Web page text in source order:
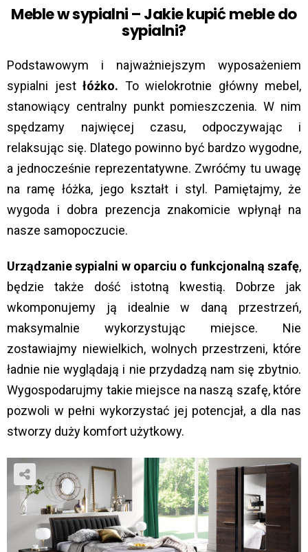
Meble w sypialni – Jakie kupić meble do
sypialni?
Podstawowym i najważniejszym wyposażeniem
sypialni jest łóżko. To wielokrotnie główny mebel,
stanowiący centralny punkt pomieszczenia. W nim
spędzamy najwięcej czasu, odpoczywając i
relaksując się. Dlatego powinno być bardzo wygodne,
a jednocześnie reprezentatywne. Zwróćmy tu uwagę
na ramę łóżka, jego kształt i styl. Pamiętajmy, że
wygoda i dobra prezencja znakomicie wpłynął na
nasze samopoczucie.
Urządzanie sypialni w oparciu o funkcjonalną szafę,
będzie także dość istotną kwestią. Dobrze jak
wkomponujemy ją idealnie w daną przestrzeń,
maksymalnie wykorzystując miejsce. Nie
zostawiajmy niewielkich, wolnych przestrzeni, które
ładnie nie wyglądają i nie przydadzą nam się zbytnio.
Wygospodarujmy takie miejsce na naszą szafę, które
pozwoli w pełni wykorzystać jej potencjał, a dla nas
stworzy duży komfort użytkowy.